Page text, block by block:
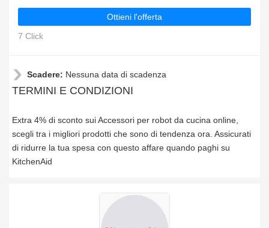
Ottieni l'offerta
7 Click
Scadere: Nessuna data di scadenza
TERMINI E CONDIZIONI
Extra 4% di sconto sui Accessori per robot da cucina online,
scegli tra i migliori prodotti che sono di tendenza ora. Assicurati
di ridurre la tua spesa con questo affare quando paghi su
KitchenAid